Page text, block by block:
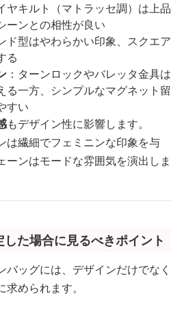
ヤキルト（マトラッセ調）は上品
ーンとの相性が良い
ド型はやわらかい印象、スクエア
る
：ターンロックやバレッタ金具は
る一方、シンプルなマグネット留
すい
もデザイン性に影響します。
は繊細でフェミニンな印象を与
ーンはモードな雰囲気を演出しま
た場合に見るべきポイント
ッグには、デザインだけでなく
求められます。